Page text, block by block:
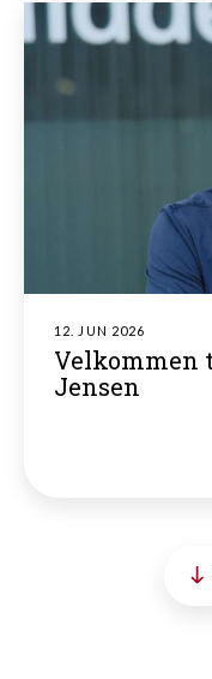
12. JUN 2026
Velkommen
Jensen